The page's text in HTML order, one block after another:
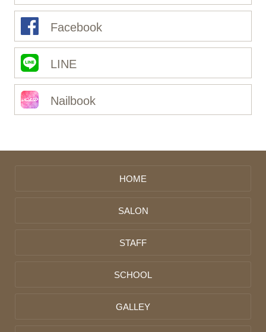
Facebook
LINE
Nailbook
HOME
SALON
STAFF
SCHOOL
GALLEY